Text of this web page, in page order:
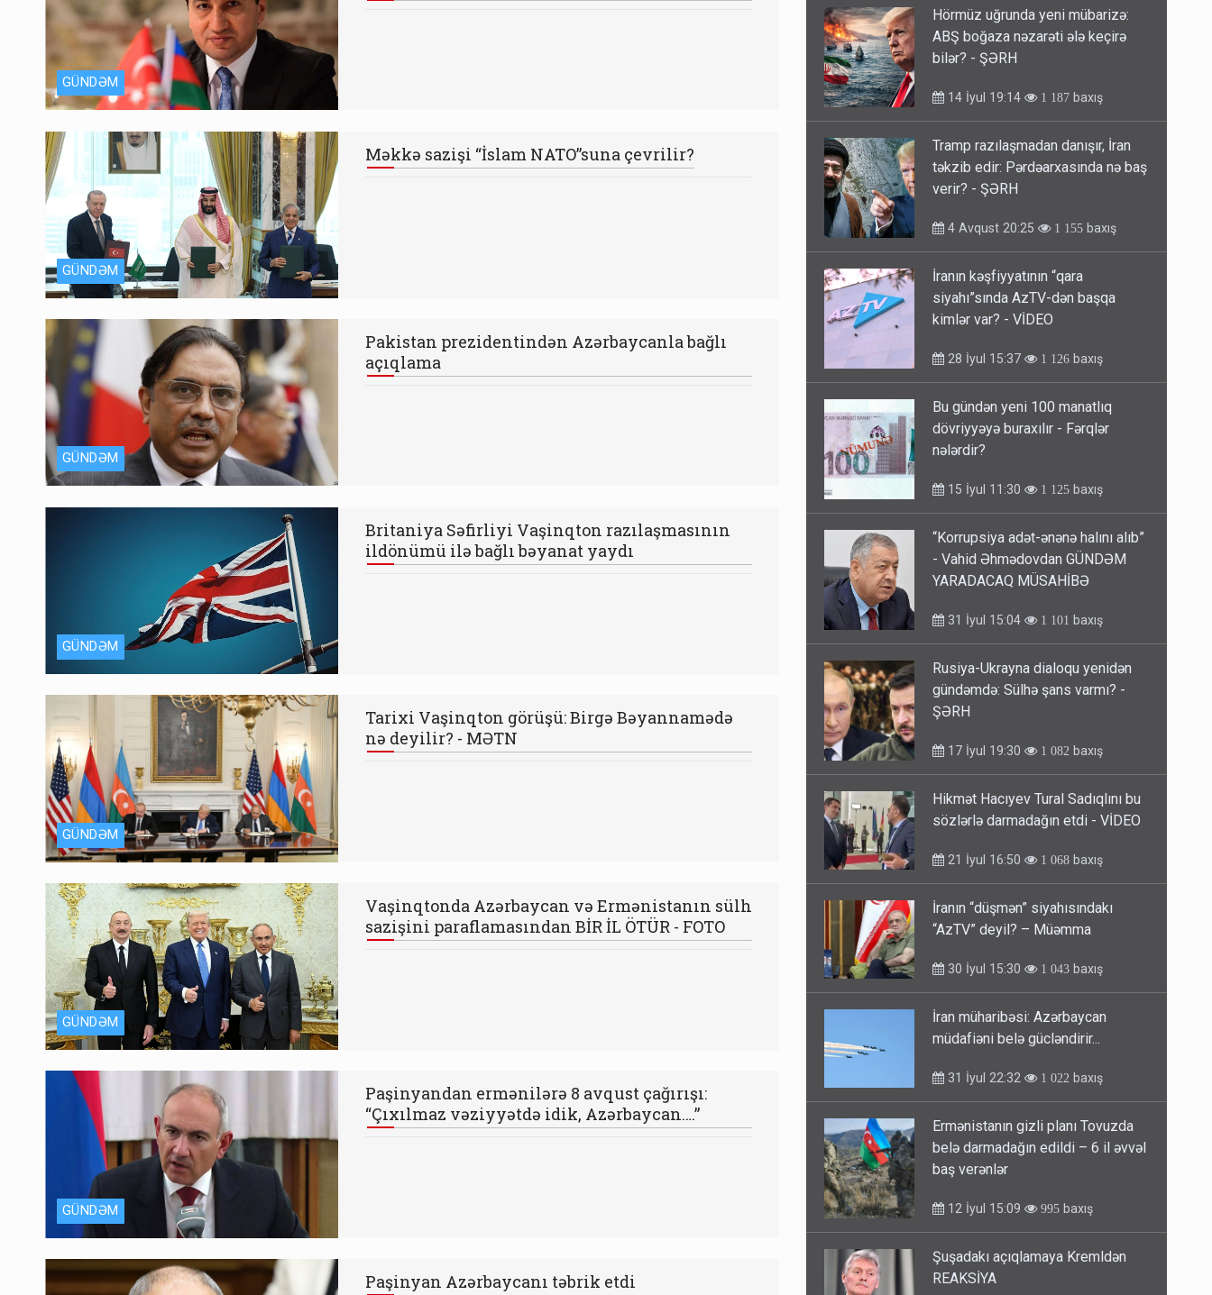
GÜNDƏM
GÜNDƏM
Məkkə sazişi “İslam NATO”suna çevrilir?
GÜNDƏM
Pakistan prezidentindən Azərbaycanla bağlı
açıqlama
GÜNDƏM
Britaniya Səfirliyi Vaşinqton razılaşmasının
ildönümü ilə bağlı bəyanat yaydı
GÜNDƏM
Tarixi Vaşinqton görüşü: Birgə Bəyannamədə
nə deyilir? - MƏTN
GÜNDƏM
Vaşinqtonda Azərbaycan və Ermənistanın sülh
sazişini paraflamasından BİR İL ÖTÜR - FOTO
GÜNDƏM
Paşinyandan ermənilərə 8 avqust çağırışı:
“Çıxılmaz vəziyyətdə idik, Azərbaycan….”
Paşinyan Azərbaycanı təbrik etdi
Hörmüz uğrunda yeni mübarizə:
ABŞ boğaza nəzarəti ələ keçirə
bilər? - ŞƏRH
14 İyul 19:14 1 187 baxış
Tramp razılaşmadan danışır, İran
təkzib edir: Pərdəarxasında nə baş
verir? - ŞƏRH
4 Avqust 20:25 1 155 baxış
İranın kəşfiyyatının “qara
siyahı”sında AzTV-dən başqa
kimlər var? - VİDEO
28 İyul 15:37 1 126 baxış
Bu gündən yeni 100 manatlıq
dövriyyəyə buraxılır - Fərqlər
nələrdir?
15 İyul 11:30 1 125 baxış
“Korrupsiya adət-ənənə halını alıb”
- Vahid Əhmədovdan GÜNDƏM
YARADACAQ MÜSAHİBƏ
31 İyul 15:04 1 101 baxış
Rusiya-Ukrayna dialoqu yenidən
gündəmdə: Sülhə şans varmı? -
ŞƏRH
17 İyul 19:30 1 082 baxış
Hikmət Hacıyev Tural Sadıqlını bu
sözlərlə darmadağın etdi - VİDEO
21 İyul 16:50 1 068 baxış
İranın “düşmən” siyahısındakı
“AzTV” deyil? – Müəmma
30 İyul 15:30 1 043 baxış
İran müharibəsi: Azərbaycan
müdafiəni belə gücləndirir...
31 İyul 22:32 1 022 baxış
Ermənistanın gizli planı Tovuzda
belə darmadağın edildi – 6 il əvvəl
baş verənlər
12 İyul 15:09 995 baxış
Şuşadakı açıqlamaya Kremldən
REAKSİYA